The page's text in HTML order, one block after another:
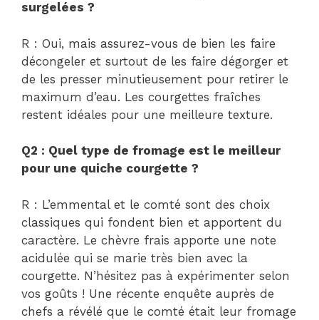
surgelées ?
R : Oui, mais assurez-vous de bien les faire
décongeler et surtout de les faire dégorger et
de les presser minutieusement pour retirer le
maximum d’eau. Les courgettes fraîches
restent idéales pour une meilleure texture.
Q2 : Quel type de fromage est le meilleur
pour une quiche courgette ?
R : L’emmental et le comté sont des choix
classiques qui fondent bien et apportent du
caractère. Le chèvre frais apporte une note
acidulée qui se marie très bien avec la
courgette. N’hésitez pas à expérimenter selon
vos goûts ! Une récente enquête auprès de
chefs a révélé que le comté était leur fromage